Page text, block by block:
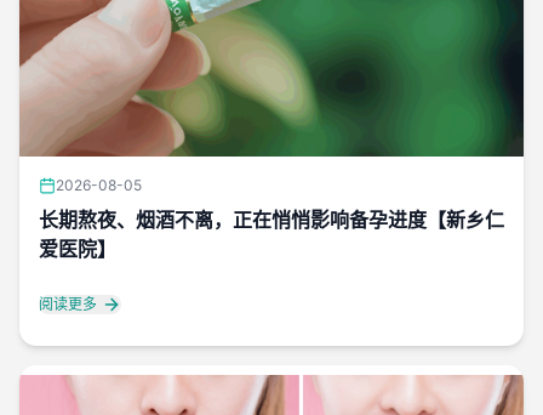
2026-08-05
长期熬夜、烟酒不离，正在悄悄影响备孕进度【新乡仁
爱医院】
阅读更多